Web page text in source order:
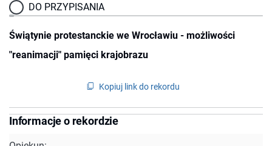
DO PRZYPISANIA
Świątynie protestanckie we Wrocławiu - możliwości
"reanimacji" pamięci krajobrazu
Kopiuj link do rekordu
Informacje o rekordzie